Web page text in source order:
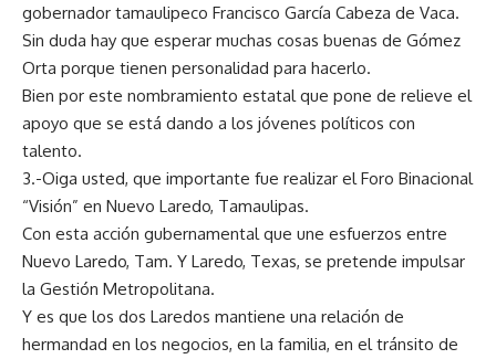
gobernador tamaulipeco Francisco García Cabeza de Vaca.
Sin duda hay que esperar muchas cosas buenas de Gómez
Orta porque tienen personalidad para hacerlo.
Bien por este nombramiento estatal que pone de relieve el
apoyo que se está dando a los jóvenes políticos con
talento.
3.-Oiga usted, que importante fue realizar el Foro Binacional
“Visión” en Nuevo Laredo, Tamaulipas.
Con esta acción gubernamental que une esfuerzos entre
Nuevo Laredo, Tam. Y Laredo, Texas, se pretende impulsar
la Gestión Metropolitana.
Y es que los dos Laredos mantiene una relación de
hermandad en los negocios, en la familia, en el tránsito de